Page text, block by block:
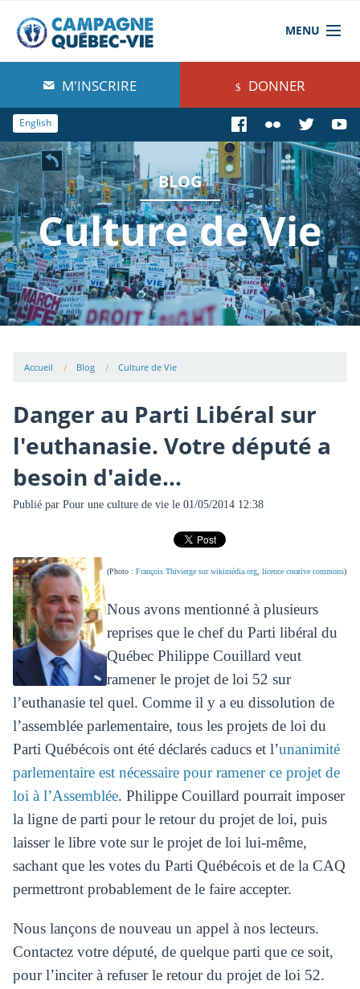
MENU
À propos de nous
Blog
Comprendre
Agir
Boutique
M'INSCRIRE DONNER
English
BLOG
Culture de Vie
Accueil Blog Culture de Vie
Danger au Parti Libéral sur
l'euthanasie. Votre député a
besoin d'aide...
Publié par Pour une culture de viele 01/05/2014 12:38
(Photo : François Thivierge sur wikimédia.org, licence creative commons)
Nous avons mentionné à plusieurs
reprises que le chef du Parti libéral du
Québec Philippe Couillard veut
ramener le projet de loi 52 sur
l’euthanasie tel quel. Comme il y a eu dissolution de
l’assemblée parlementaire, tous les projets de loi du
Parti Québécois ont été déclarés caducs et l’unanimité
parlementaire est nécessaire pour ramener ce projet de
loi à l’Assemblée. Philippe Couillard pourrait imposer
la ligne de parti pour le retour du projet de loi, puis
laisser le libre vote sur le projet de loi lui-même,
sachant que les votes du Parti Québécois et de la CAQ
permettront probablement de le faire accepter.
Nous lançons de nouveau un appel à nos lecteurs.
Contactez votre député, de quelque parti que ce soit,
pour l’inciter à refuser le retour du projet de loi 52.